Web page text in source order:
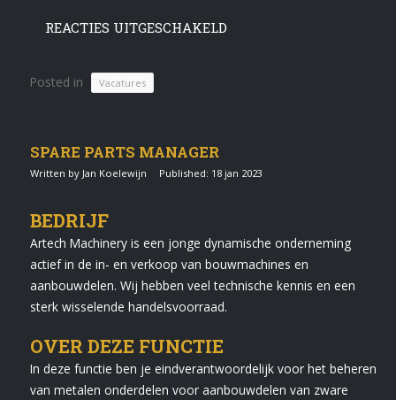
REACTIES UITGESCHAKELD
Posted in Vacatures
SPARE PARTS MANAGER
Written by Jan Koelewijn Published: 18 jan 2023
BEDRIJF
Artech Machinery is een jonge dynamische onderneming
actief in de in- en verkoop van bouwmachines en
aanbouwdelen. Wij hebben veel technische kennis en een
sterk wisselende handelsvoorraad.
OVER DEZE FUNCTIE
In deze functie ben je eindverantwoordelijk voor het beheren
van metalen onderdelen voor aanbouwdelen van zware